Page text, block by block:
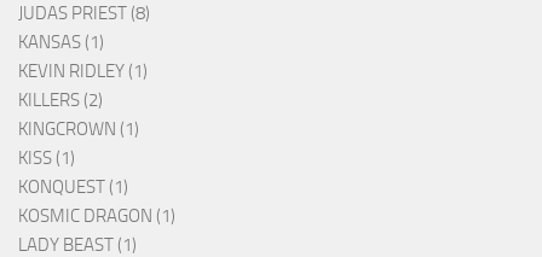
JUDAS PRIEST (8)
KANSAS (1)
KEVIN RIDLEY (1)
KILLERS (2)
KINGCROWN (1)
KISS (1)
KONQUEST (1)
KOSMIC DRAGON (1)
LADY BEAST (1)